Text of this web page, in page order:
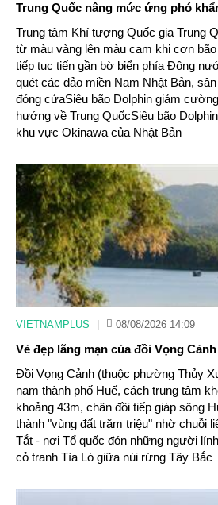
Trung Quốc nâng mức ứng phó
Trung tâm Khí tượng Quốc gia Trung
từ màu vàng lên màu cam khi cơn
tiếp tục tiến gần bờ biển phía Đông
quét các đảo miền Nam Nhật Bản,
đóng cửaSiêu bão Dolphin giảm
hướng về Trung QuốcSiêu bão
khu vực Okinawa của Nhật Bản
VIETNAMPLUS 08/08/2026 14:09
Vẻ đẹp lãng mạn của đồi Vọng
Đồi Vọng Cảnh (thuộc phường Thủy
nam thành phố Huế, cách trung tâm
khoảng 43m, chân đồi tiếp giáp sông
thành "vùng đất trăm triệu" nhờ chuỗi
Tắt - nơi Tổ quốc đón những người
cỏ tranh Tìa Ló giữa núi rừng Tây Bắc